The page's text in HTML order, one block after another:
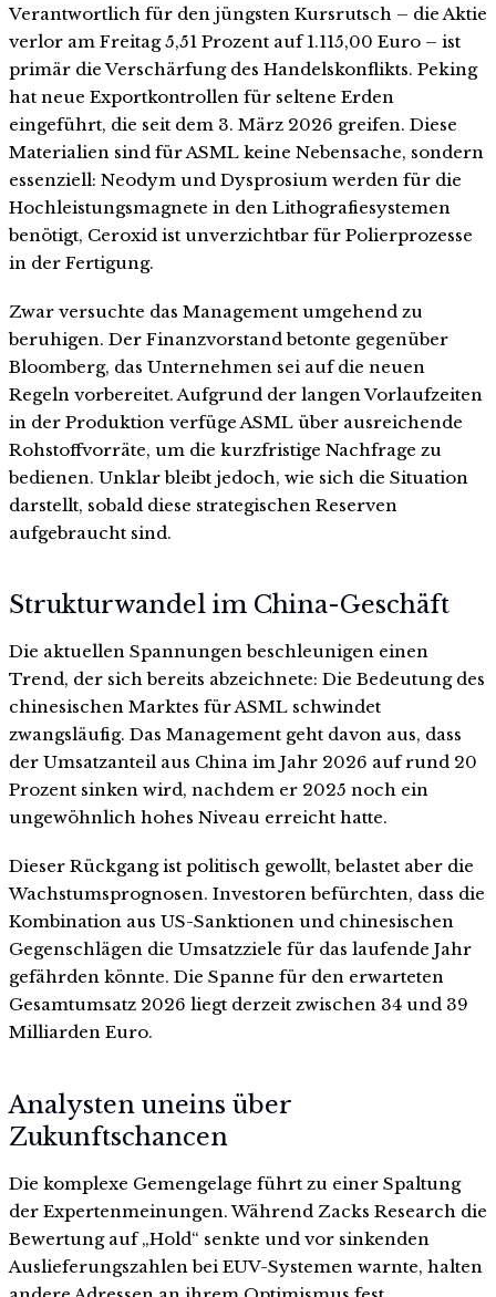
Verantwortlich für den jüngsten Kursrutsch – die Aktie
verlor am Freitag 5,51 Prozent auf 1.115,00 Euro – ist
primär die Verschärfung des Handelskonflikts. Peking
hat neue Exportkontrollen für seltene Erden
eingeführt, die seit dem 3. März 2026 greifen. Diese
Materialien sind für ASML keine Nebensache, sondern
essenziell: Neodym und Dysprosium werden für die
Hochleistungsmagnete in den Lithografiesystemen
benötigt, Ceroxid ist unverzichtbar für Polierprozesse
in der Fertigung.
Zwar versuchte das Management umgehend zu
beruhigen. Der Finanzvorstand betonte gegenüber
Bloomberg, das Unternehmen sei auf die neuen
Regeln vorbereitet. Aufgrund der langen Vorlaufzeiten
in der Produktion verfüge ASML über ausreichende
Rohstoffvorräte, um die kurzfristige Nachfrage zu
bedienen. Unklar bleibt jedoch, wie sich die Situation
darstellt, sobald diese strategischen Reserven
aufgebraucht sind.
Strukturwandel im China-Geschäft
Die aktuellen Spannungen beschleunigen einen
Trend, der sich bereits abzeichnete: Die Bedeutung des
chinesischen Marktes für ASML schwindet
zwangsläufig. Das Management geht davon aus, dass
der Umsatzanteil aus China im Jahr 2026 auf rund 20
Prozent sinken wird, nachdem er 2025 noch ein
ungewöhnlich hohes Niveau erreicht hatte.
Dieser Rückgang ist politisch gewollt, belastet aber die
Wachstumsprognosen. Investoren befürchten, dass die
Kombination aus US-Sanktionen und chinesischen
Gegenschlägen die Umsatzziele für das laufende Jahr
gefährden könnte. Die Spanne für den erwarteten
Gesamtumsatz 2026 liegt derzeit zwischen 34 und 39
Milliarden Euro.
Analysten uneins über
Zukunftschancen
Die komplexe Gemengelage führt zu einer Spaltung
der Expertenmeinungen. Während Zacks Research die
Bewertung auf „Hold“ senkte und vor sinkenden
Auslieferungszahlen bei EUV-Systemen warnte, halten